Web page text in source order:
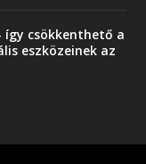
így csökkenthető a
eszközeinek az